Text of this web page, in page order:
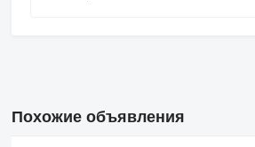
Похожие объявления